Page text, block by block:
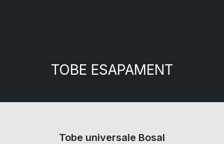
TOBE ESAPAMENT
Tobe universale Bosal